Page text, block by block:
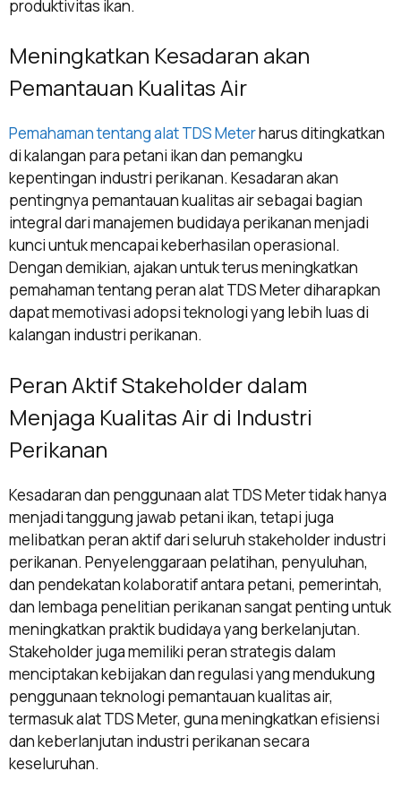
produktivitas ikan.
Meningkatkan Kesadaran akan
Pemantauan Kualitas Air
Pemahaman tentang alat TDS Meterharus ditingkatkan
di kalangan para petani ikan dan pemangku
kepentingan industri perikanan. Kesadaran akan
pentingnya pemantauan kualitas air sebagai bagian
integral dari manajemen budidaya perikanan menjadi
kunci untuk mencapai keberhasilan operasional.
Dengan demikian, ajakan untuk terus meningkatkan
pemahaman tentang peran alat TDS Meter diharapkan
dapat memotivasi adopsi teknologi yang lebih luas di
kalangan industri perikanan.
Peran Aktif Stakeholder dalam
Menjaga Kualitas Air di Industri
Perikanan
Kesadaran dan penggunaan alat TDS Meter tidak hanya
menjadi tanggung jawab petani ikan, tetapi juga
melibatkan peran aktif dari seluruh stakeholder industri
perikanan. Penyelenggaraan pelatihan, penyuluhan,
dan pendekatan kolaboratif antara petani, pemerintah,
dan lembaga penelitian perikanan sangat penting untuk
meningkatkan praktik budidaya yang berkelanjutan.
Stakeholder juga memiliki peran strategis dalam
menciptakan kebijakan dan regulasi yang mendukung
penggunaan teknologi pemantauan kualitas air,
termasuk alat TDS Meter, guna meningkatkan efisiensi
dan keberlanjutan industri perikanan secara
keseluruhan.